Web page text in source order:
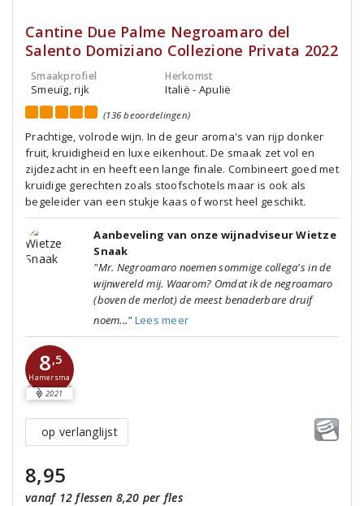
Cantine Due Palme Negroamaro del
Salento Domiziano Collezione Privata 2022
Smaakprofiel
Smeuïg, rijk
Herkomst
Italië - Apulië
(136 beoordelingen)
Prachtige, volrode wijn. In de geur aroma's van rijp donker
fruit, kruidigheid en luxe eikenhout. De smaak zet vol en
zijdezacht in en heeft een lange finale. Combineert goed met
kruidige gerechten zoals stoofschotels maar is ook als
begeleider van een stukje kaas of worst heel geschikt.
Aanbeveling van onze wijnadviseur Wietze
Snaak
"Mr. Negroamaro noemen sommige collega's in de
wijnwereld mij. Waarom? Omdat ik de negroamaro
(boven de merlot) de meest benaderbare druif
noem..." Lees meer
8,5
Hamersma
2021
op verlanglijst
8,95
vanaf 12 flessen 8,20 per fles